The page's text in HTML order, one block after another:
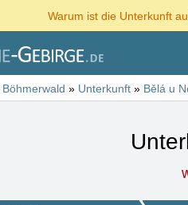
Warum ist die Unterkunft
Böhmerwald » Unterkunft » Bělá u